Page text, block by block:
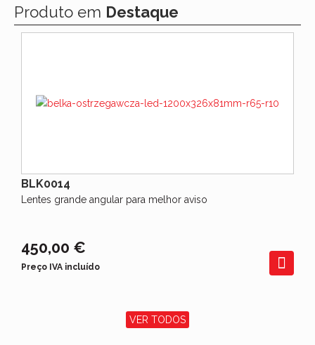
Produto em Destaque
BLK0014
Lentes grande angular para melhor aviso
450,00 €
Preço IVA incluído
VER TODOS